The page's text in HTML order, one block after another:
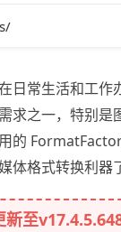
日常生活和工作
求之一，特别是
的
体格式转换利器
新至